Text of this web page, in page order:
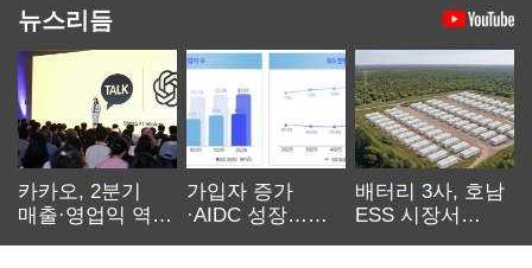
뉴스리듬
카카오, 2분기
매출·영업익 역대
가입자 증가
·AIDC 성장…
배터리 3사, 호남
ESS 시장서